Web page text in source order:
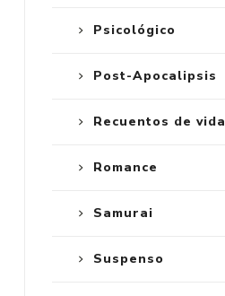
Psicológico
Post-Apocalipsis
Recuentos de vida
Romance
Samurai
Suspenso